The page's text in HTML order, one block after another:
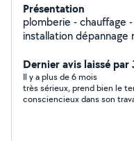
Présentation
plomberie - chauffage
installation
Dernier avis laissé
Il y a plus de 6 mois
très sérieux, prend bien le
consciencieux dans son